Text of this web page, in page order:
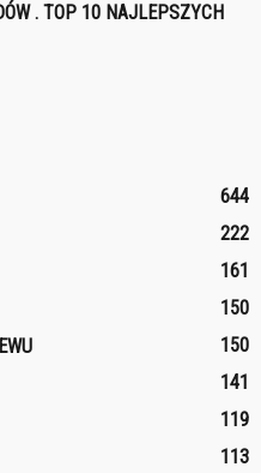
. TOP 10 NAJLEPSZYCH
644
222
161
150
150
141
119
113